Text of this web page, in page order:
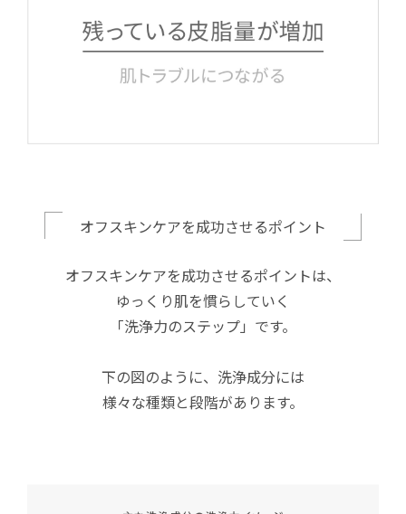
オフスキンケアを成功させるポイント
オフスキンケアを成功させるポイントは、
ゆっくり肌を慣らしていく
「洗浄力のステップ」です。
下の図のように、洗浄成分には
様々な種類と段階があります。